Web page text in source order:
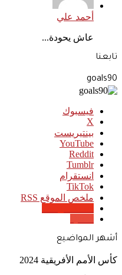
أحمد علي
عاش يحودة...
تابعنا
goals90
فيسبوك
‫X
بينتيريست
‫YouTube
انستقرام
‫TikTok
ملخص الموقع RSS
أشهر المواضيع
كأس الأمم الأفريقية 2024